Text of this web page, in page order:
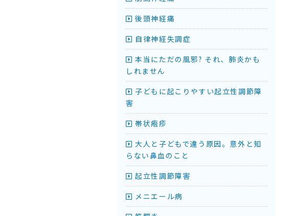
後頭神経痛
自律神経失調症
本当にただの風邪? それ、肺炎かも
しれません
子どもに起こりやすい起立性調節障
害
帯状疱疹
大人と子どもで違う原因。意外と知
らない鼻血のこと
起立性調節障害
メニエール病